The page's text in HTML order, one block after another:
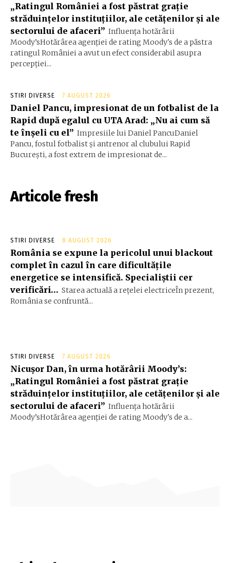
„Ratingul României a fost păstrat grație
străduințelor instituțiilor, ale cetățenilor și ale
sectorului de afaceri” Influența hotărârii
Moody’sHotărârea agenției de rating Moody's de a păstra
ratingul României a avut un efect considerabil asupra
percepției...
STIRI DIVERSE 7 AUGUST 2026
Daniel Pancu, impresionat de un fotbalist de la
Rapid după egalul cu UTA Arad: „Nu ai cum să
te înșeli cu el” Impresiile lui Daniel PancuDaniel
Pancu, fostul fotbalist și antrenor al clubului Rapid
București, a fost extrem de impresionat de...
Articole fresh
STIRI DIVERSE 8 AUGUST 2026
România se expune la pericolul unui blackout
complet în cazul în care dificultățile
energetice se intensifică. Specialiștii cer
verificări… Starea actuală a rețelei electriceÎn prezent,
România se confruntă...
STIRI DIVERSE 7 AUGUST 2026
Nicușor Dan, în urma hotărârii Moody’s:
„Ratingul României a fost păstrat grație
străduințelor instituțiilor, ale cetățenilor și ale
sectorului de afaceri” Influența hotărârii
Moody’sHotărârea agenției de rating Moody's de a...